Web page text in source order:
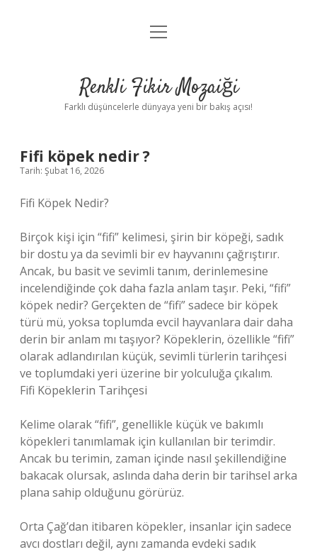
Anasayfa
Yasal Uyarı
menüyü
Renkli Fikir Mozaiği
Farklı düşüncelerle dünyaya yeni bir bakış açısı!
Fifi köpek nedir ?
Tarih: Şubat 16, 2026
Fifi Köpek Nedir?
Birçok kişi için “fifi” kelimesi, şirin bir köpeği, sadık
bir dostu ya da sevimli bir ev hayvanını çağrıştırır.
Ancak, bu basit ve sevimli tanım, derinlemesine
incelendiğinde çok daha fazla anlam taşır. Peki, “fifi”
köpek nedir? Gerçekten de “fifi” sadece bir köpek
türü mü, yoksa toplumda evcil hayvanlara dair daha
derin bir anlam mı taşıyor? Köpeklerin, özellikle “fifi”
olarak adlandırılan küçük, sevimli türlerin tarihçesi
ve toplumdaki yeri üzerine bir yolculuğa çıkalım.
Fifi Köpeklerin Tarihçesi
Kelime olarak “fifi”, genellikle küçük ve bakımlı
köpekleri tanımlamak için kullanılan bir terimdir.
Ancak bu terimin, zaman içinde nasıl şekillendiğine
bakacak olursak, aslında daha derin bir tarihsel arka
plana sahip olduğunu görürüz.
Orta Çağ’dan itibaren köpekler, insanlar için sadece
avcı dostları değil, aynı zamanda evdeki sadık